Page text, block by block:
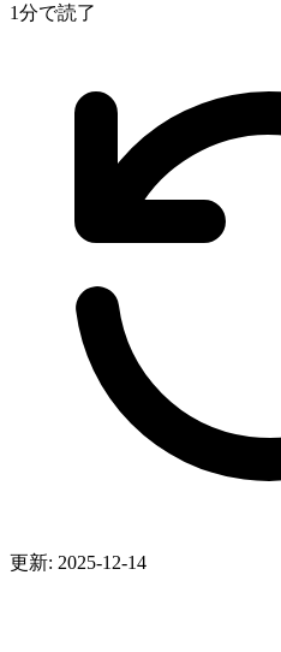
1分で読了
更新: 2025-12-14